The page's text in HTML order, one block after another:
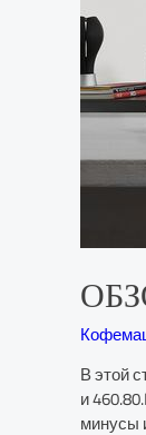
В этой
и
минусы